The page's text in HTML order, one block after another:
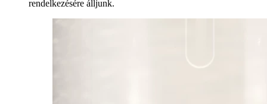
rendelkezésére álljunk.